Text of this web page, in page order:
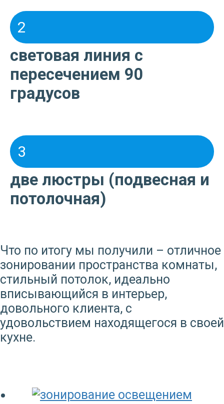
2
световая линия с
пересечением 90
градусов
3
две люстры (подвесная и
потолочная)
Что по итогу мы получили – отличное
зонировании пространства комнаты,
стильный потолок, идеально
вписывающийся в интерьер,
довольного клиента, с
удовольствием находящегося в своей
кухне.